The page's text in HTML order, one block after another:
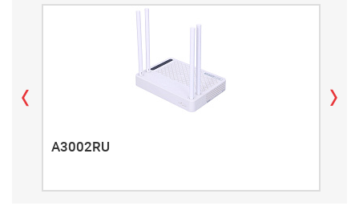
A3002RU